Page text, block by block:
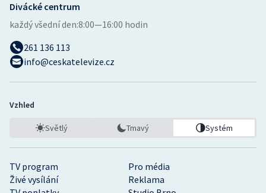
Vodní slalom
Volejbal
TV program
Pro média
Živé vysílání
Reklama
Divácké centrum
každý všední den:8:00—16:00 hodin
261 136 113
info@ceskatelevize.cz
Vzhled
Světlý Tmavý Systém